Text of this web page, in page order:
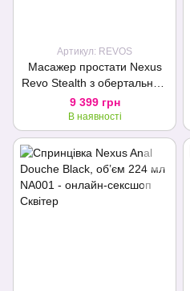
Артикул: REVOS
Масажер простати Nexus
Revo Stealth з обертальною
головкою і пультом ДК
9 399 грн
В наявності